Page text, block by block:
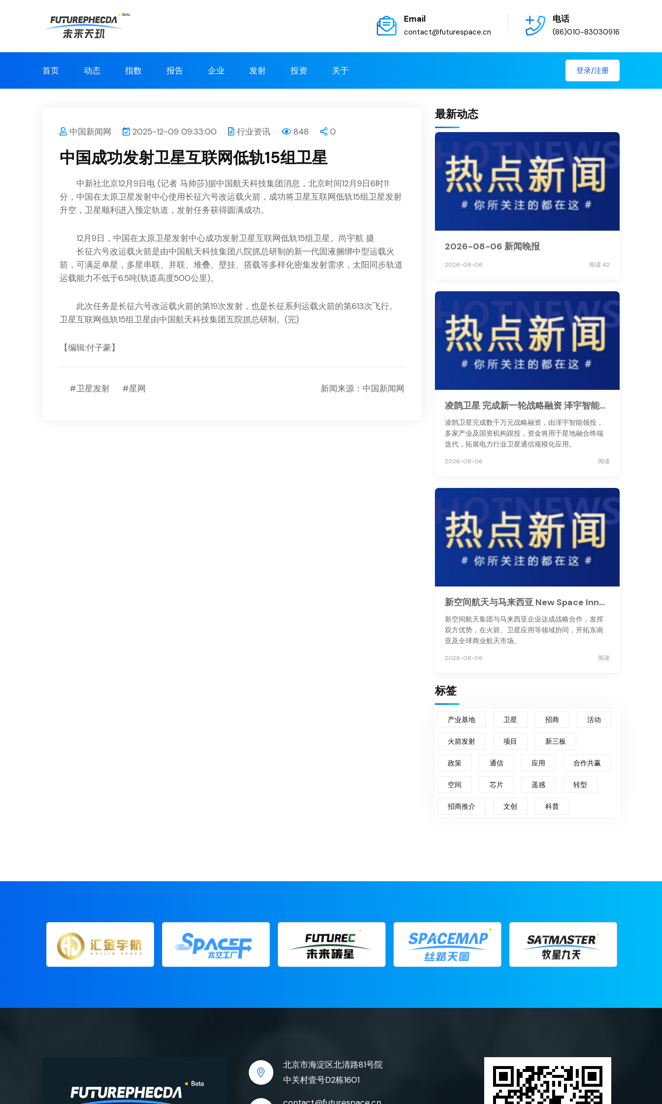
Email
contact@futurespace.cn
电话
(86)010-83030916
首页 动态 指数 报告 企业 发射 投资 关于 登录/注册
中国新闻网 2025-12-09 09:33:00 行业资讯 848 0
中国成功发射卫星互联网低轨15组卫星
中新社北京12月9日电 (记者 马帅莎)据中国航天科技集团消息，北京时间12月9日6时11
分，中国在太原卫星发射中心使用长征六号改运载火箭，成功将卫星互联网低轨15组卫星发射
升空，卫星顺利进入预定轨道，发射任务获得圆满成功。
12月9日，中国在太原卫星发射中心成功发射卫星互联网低轨15组卫星。尚宇航 摄
长征六号改运载火箭是由中国航天科技集团八院抓总研制的新一代固液捆绑中型运载火
箭，可满足单星，多星串联、并联、堆叠、壁挂、搭载等多样化密集发射需求，太阳同步轨道
运载能力不低于6.5吨(轨道高度500公里)。
此次任务是长征六号改运载火箭的第19次发射，也是长征系列运载火箭的第613次飞行。
卫星互联网低轨15组卫星由中国航天科技集团五院抓总研制。(完)
【编辑:付子豪】
#卫星发射 #星网 新闻来源：中国新闻网
最新动态
2026-08-06 新闻晚报
2026-08-06 阅读 42
凌鹊卫星 完成新一轮战略融资 泽宇智能战略入股助力星地融合通信
凌鹊卫星完成数千万元战略融资，由泽宇智能领投，
多家产业及国资机构跟投，资金将用于星地融合终端
迭代，拓展电力行业卫星通信规模化应用。
2026-08-06 阅读
新空间航天与马来西亚 New Space Innovations 达成战略合作
新空间航天集团与马来西亚企业达成战略合作，发挥
双方优势，在火箭、卫星应用等领域协同，开拓东南
亚及全球商业航天市场。
2026-08-06 阅读
标签
产业基地 卫星 招商 活动
火箭发射 项目 新三板
政策 通信 应用 合作共赢
空间 芯片 遥感 转型
招商推介 文创 科普
北京市海淀区北清路81号院
中关村壹号D2栋1601